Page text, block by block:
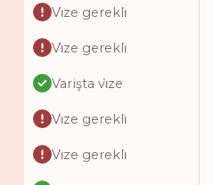
Vi̇ze gerekli̇
Vi̇ze gerekli̇
Varişta vi̇ze
Vi̇ze gerekli̇
Vi̇ze gerekli̇